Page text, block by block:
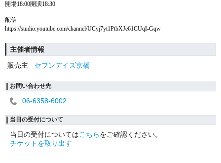
開場18:00開演18:30
配信
https://studio.youtube.com/channel/UCyj7yt1PtbXJe61CUqI-Gqw
主催者情報
販売主
セブンデイズ京橋
お問い合わせ先
06-6358-6002
当日の受付について
当日の受付についてはこちらをご確認ください。
チケットを取り出す